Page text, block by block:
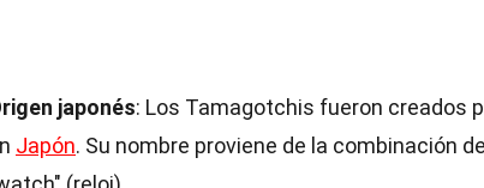
japonés: Los Tamagotchis fueron creados
Japón. Su nombre proviene de la combinación